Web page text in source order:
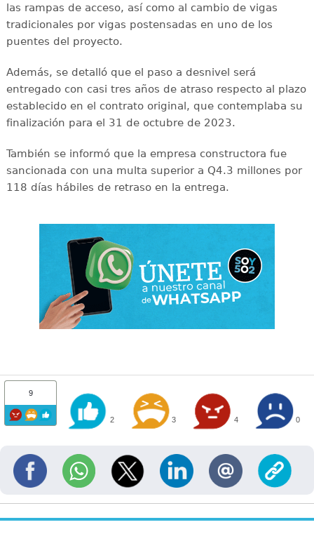
las rampas de acceso, así como al cambio de vigas
tradicionales por vigas postensadas en uno de los
puentes del proyecto.
Además, se detalló que el paso a desnivel será
entregado con casi tres años de atraso respecto al plazo
establecido en el contrato original, que contemplaba su
finalización para el 31 de octubre de 2023.
También se informó que la empresa constructora fue
sancionada con una multa superior a Q4.3 millones por
118 días hábiles de retraso en la entrega.
9
2 3 4 0